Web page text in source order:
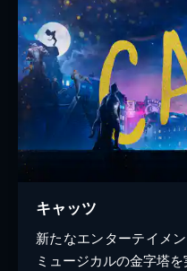
キャッツ
新たなエンターテイメ
ミュージカルの金字塔